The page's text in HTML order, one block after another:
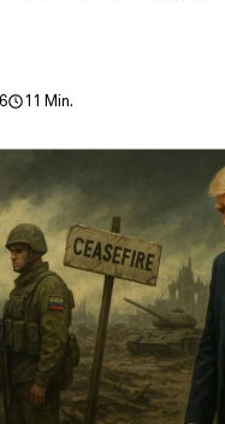
11 Min.